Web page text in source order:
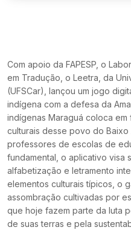
Com apoio da FAPESP, o
em Tradução, o Leetra, da
(UFSCar), lançou um jogo
indígena com a defesa da
indígenas Maraguá coloca
culturais desse povo do Baixo
professores de escolas de
fundamental, o aplicativo visa
alfabetização e letramento
elementos culturais típicos, o
assombração cultivadas por
que hoje fazem parte da luta
de suas terras e pela